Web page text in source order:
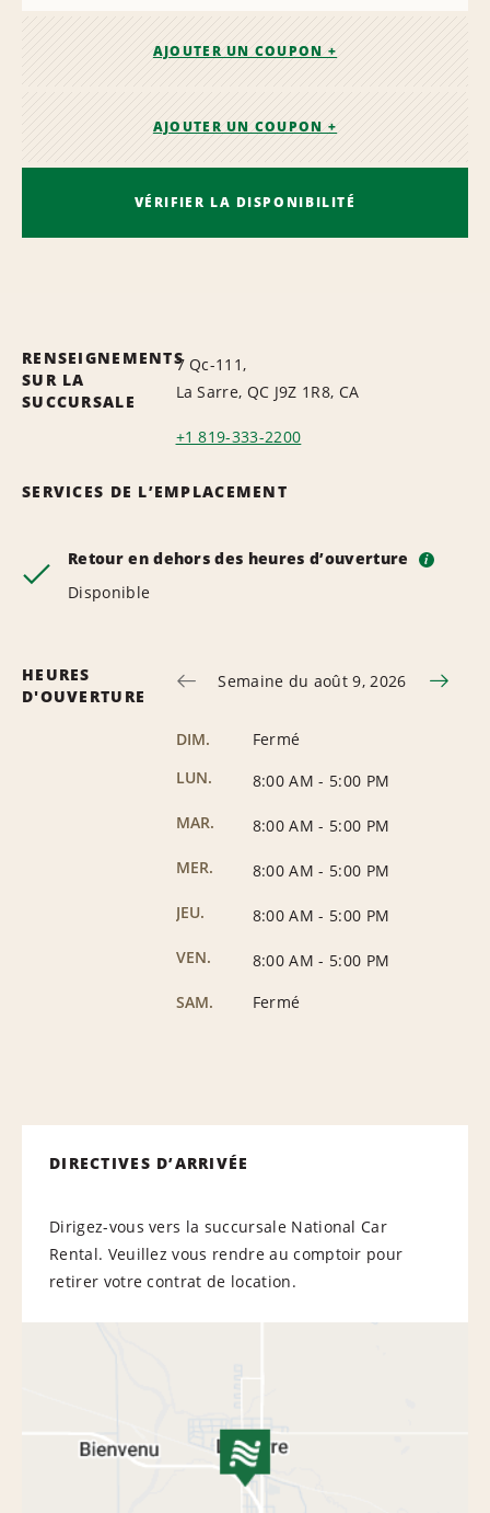
AJOUTER UN COUPON +
AJOUTER UN COUPON +
VÉRIFIER LA DISPONIBILITÉ
RENSEIGNEMENTS
SUR LA
SUCCURSALE
7 Qc-111,
La Sarre, QC J9Z 1R8, CA
+1 819-333-2200
SERVICES DE L’EMPLACEMENT
Retour en dehors des heures d’ouverture i
Disponible
HEURES
D'OUVERTURE
Semaine du août 9, 2026
DIM.
Fermé
LUN.
8:00 AM - 5:00 PM
MAR.
8:00 AM - 5:00 PM
MER.
8:00 AM - 5:00 PM
JEU.
8:00 AM - 5:00 PM
VEN.
8:00 AM - 5:00 PM
SAM.
Fermé
DIRECTIVES D’ARRIVÉE
Dirigez-vous vers la succursale National Car
Rental. Veuillez vous rendre au comptoir pour
retirer votre contrat de location.